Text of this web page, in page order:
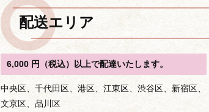
ビ
ゲ
ー
シ
ョ
ン
配送エリア
6,000 円（税込）以上で配達いたします。
中央区、千代田区、港区、江東区、渋谷区、新宿区、
文京区、品川区